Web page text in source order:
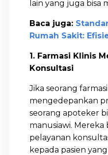
lain yang juga bisa
Baca juga:
Rumah Sakit:
1. Farmasi Klinis
Konsultasi
Jika seorang
mengedepankan
seorang apoteker
manusiawi. Mereka
pelayanan
kepada pasien